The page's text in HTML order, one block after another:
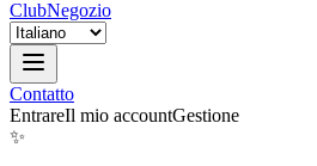
ClubNegozio
Contatto
EntrareIl mio accountGestione
✨